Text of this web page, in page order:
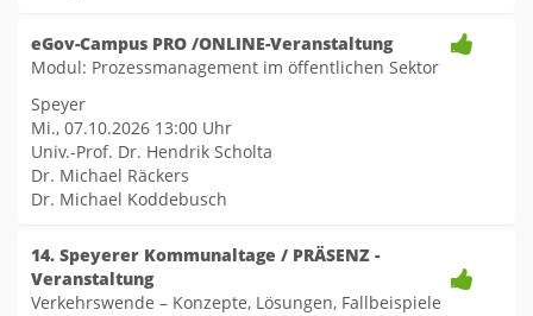
eGov-Campus PRO /ONLINE-Veranstaltung
Modul: Prozessmanagement im öffentlichen Sektor
Speyer
Mi., 07.10.2026 13:00 Uhr
Univ.-Prof. Dr. Hendrik Scholta
Dr. Michael Räckers
Dr. Michael Koddebusch
14. Speyerer Kommunaltage / PRÄSENZ -
Veranstaltung
Verkehrswende – Konzepte, Lösungen, Fallbeispiele